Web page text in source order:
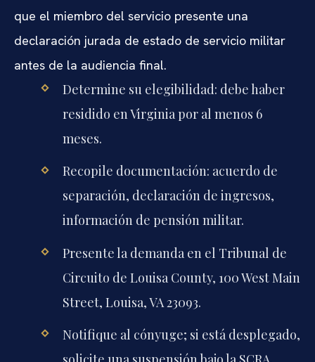
que el miembro del servicio presente una
declaración jurada de estado de servicio militar
antes de la audiencia final.
Determine su elegibilidad: debe haber
residido en Virginia por al menos 6
meses.
Recopile documentación: acuerdo de
separación, declaración de ingresos,
información de pensión militar.
Presente la demanda en el Tribunal de
Circuito de Louisa County, 100 West Main
Street, Louisa, VA 23093.
Notifique al cónyuge; si está desplegado,